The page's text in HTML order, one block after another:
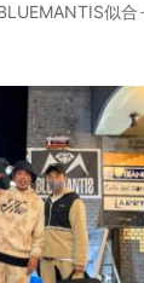
似合